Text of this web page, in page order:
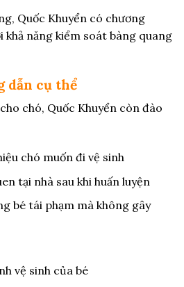
Quốc Khuyển có chương
năng kiểm soát bàng quang
dẫn cụ thể
chó, Quốc Khuyển còn đào
chó muốn đi vệ sinh
tại nhà sau khi huấn luyện
bé tái phạm mà không gây
vệ sinh của bé